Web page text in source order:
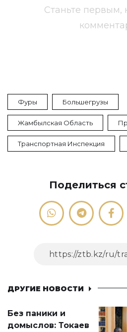
Станьте первым,
Фуры Большегрузы
Жамбылская Область
Транспортная Инспекция
Поделиться
ДРУГИЕ НОВОСТИ
Без паники и
домыслов: Токаев